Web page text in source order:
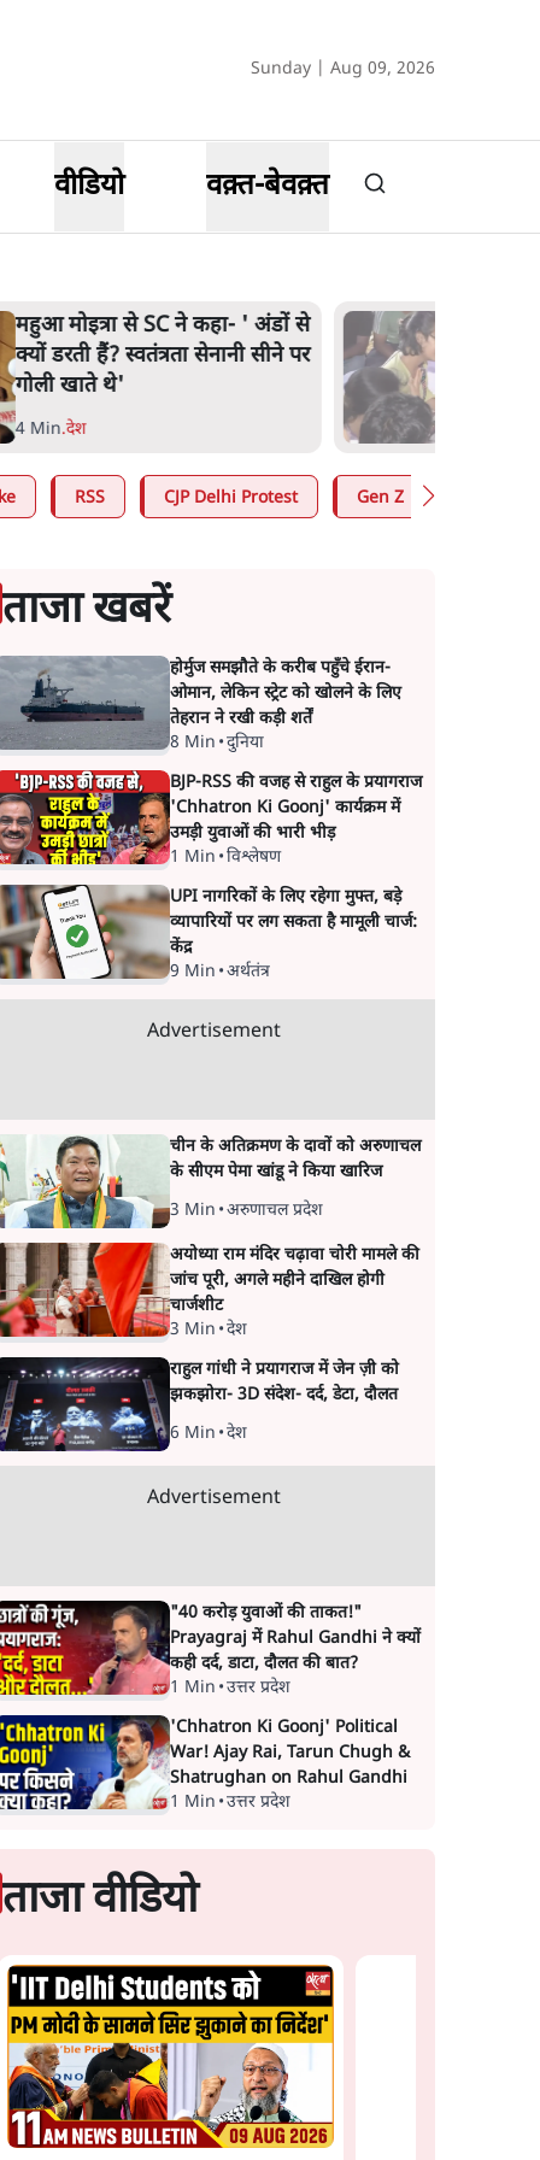
Sunday | Aug 09, 2026
वीडियो वक़्त-बेवक़्त
महुआ मोइत्रा से SC ने कहा- ' अंडों से
क्यों डरती हैं? स्वतंत्रता सेनानी सीने पर
गोली खाते थे'
4 Min.देश
RSS CJP Delhi Protest Gen Z
ताजा खबरें
होर्मुज समझौते के करीब पहुँचे ईरान-
ओमान, लेकिन स्ट्रेट को खोलने के लिए
तेहरान ने रखी कड़ी शर्तें
8 Min •दुनिया
BJP-RSS की वजह से राहुल के प्रयागराज
'Chhatron Ki Goonj' कार्यक्रम में
उमड़ी युवाओं की भारी भीड़
1 Min •विश्लेषण
UPI नागरिकों के लिए रहेगा मुफ्त, बड़े
व्यापारियों पर लग सकता है मामूली चार्ज:
केंद्र
9 Min •अर्थतंत्र
Advertisement
चीन के अतिक्रमण के दावों को अरुणाचल
के सीएम पेमा खांडू ने किया खारिज
3 Min •अरुणाचल प्रदेश
अयोध्या राम मंदिर चढ़ावा चोरी मामले की
जांच पूरी, अगले महीने दाखिल होगी
चार्जशीट
3 Min •देश
राहुल गांधी ने प्रयागराज में जेन ज़ी को
झकझोरा- 3D संदेश- दर्द, डेटा, दौलत
6 Min •देश
Advertisement
"40 करोड़ युवाओं की ताकत!"
Prayagraj में Rahul Gandhi ने क्यों
कही दर्द, डाटा, दौलत की बात?
1 Min •उत्तर प्रदेश
'Chhatron Ki Goonj' Political
War! Ajay Rai, Tarun Chugh &
Shatrughan on Rahul Gandhi
1 Min •उत्तर प्रदेश
ताजा वीडियो